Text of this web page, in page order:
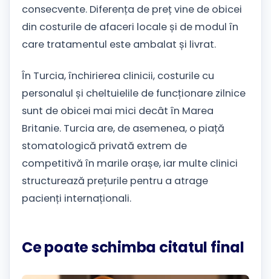
consecvente. Diferența de preț vine de obicei
din costurile de afaceri locale și de modul în
care tratamentul este ambalat și livrat.
În Turcia, închirierea clinicii, costurile cu
personalul și cheltuielile de funcționare zilnice
sunt de obicei mai mici decât în ​​Marea
Britanie. Turcia are, de asemenea, o piață
stomatologică privată extrem de
competitivă în marile orașe, iar multe clinici
structurează prețurile pentru a atrage
pacienți internaționali.
Ce poate schimba citatul final